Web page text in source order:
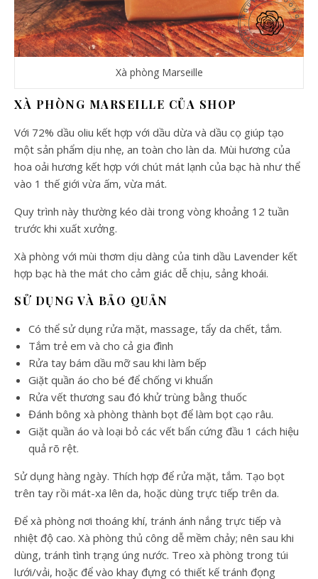
Xà phòng Marseille
XÀ PHÒNG MARSEILLE CỦA SHOP
Với 72% dầu oliu kết hợp với dầu dừa và dầu cọ giúp tạo
một sản phẩm dịu nhẹ, an toàn cho làn da. Mùi hương của
hoa oải hương kết hợp với chút mát lạnh của bạc hà như thể
vào 1 thế giới vừa ấm, vừa mát.
Quy trình này thường kéo dài trong vòng khoảng 12 tuần
trước khi xuất xưởng.
Xà phòng với mùi thơm dịu dàng của tinh dầu Lavender kết
hợp bạc hà the mát cho cảm giác dễ chịu, sảng khoái.
SỬ DỤNG VÀ BẢO QUẢN
Có thể sử dụng rửa mặt, massage, tẩy da chết, tắm.
Tắm trẻ em và cho cả gia đình
Rửa tay bám dầu mỡ sau khi làm bếp
Giặt quần áo cho bé để chống vi khuẩn
Rửa vết thương sau đó khử trùng bằng thuốc
Đánh bông xà phòng thành bọt để làm bọt cạo râu.
Giặt quần áo và loại bỏ các vết bẩn cứng đầu 1 cách hiệu
quả rõ rệt.
Sử dụng hàng ngày. Thích hợp để rửa mặt, tắm. Tạo bọt
trên tay rồi mát-xa lên da, hoặc dùng trực tiếp trên da.
Để xà phòng nơi thoáng khí, tránh ánh nắng trực tiếp và
nhiệt độ cao. Xà phòng thủ công dễ mềm chảy; nên sau khi
dùng, tránh tình trạng úng nước. Treo xà phòng trong túi
lưới/vải, hoặc để vào khay đựng có thiết kế tránh đọng